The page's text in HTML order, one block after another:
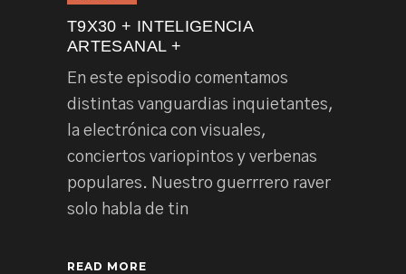
T9X30 + INTELIGENCIA
ARTESANAL +
En este episodio comentamos
distintas vanguardias inquietantes,
la electrónica con visuales,
conciertos variopintos y verbenas
populares. Nuestro guerrrero raver
solo habla de tin
READ MORE